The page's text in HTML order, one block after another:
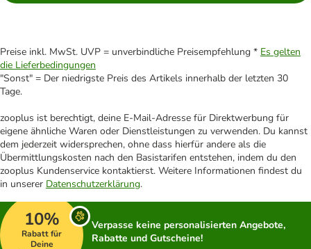
Preise inkl. MwSt. UVP = unverbindliche Preisempfehlung * Es gelten
die Lieferbedingungen
"Sonst" = Der niedrigste Preis des Artikels innerhalb der letzten 30
Tage.
zooplus ist berechtigt, deine E-Mail-Adresse für Direktwerbung für
eigene ähnliche Waren oder Dienstleistungen zu verwenden. Du kannst
dem jederzeit widersprechen, ohne dass hierfür andere als die
Übermittlungskosten nach den Basistarifen entstehen, indem du den
zooplus Kundenservice kontaktierst. Weitere Informationen findest du
in unserer Datenschutzerklärung.
10%
Rabatt für
Deine
Verpasse keine personalisierten Angebote,
Rabatte und Gutscheine!